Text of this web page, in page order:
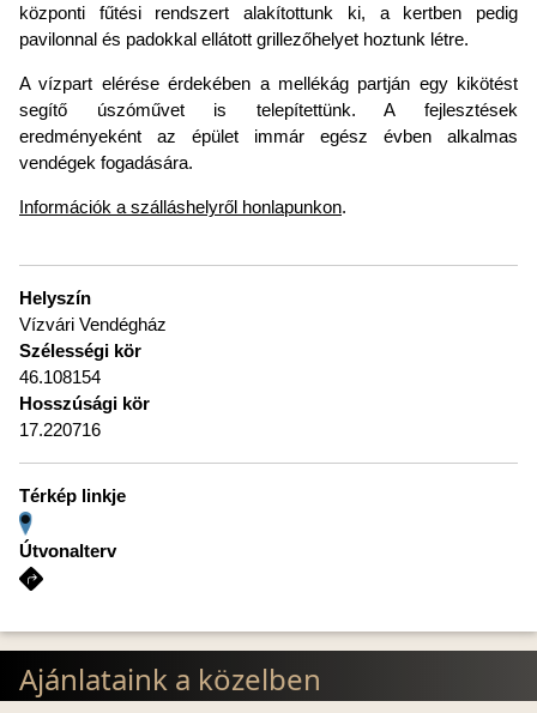
központi fűtési rendszert alakítottunk ki, a kertben pedig
pavilonnal és padokkal ellátott grillezőhelyet hoztunk létre.
A vízpart elérése érdekében a mellékág partján egy kikötést
segítő úszóművet is telepítettünk. A fejlesztések
eredményeként az épület immár egész évben alkalmas
vendégek fogadására.
Információk a szálláshelyről honlapunkon.
Helyszín
Vízvári Vendégház
Szélességi kör
46.108154
Hosszúsági kör
17.220716
Térkép linkje
Útvonalterv
Ajánlataink a közelben